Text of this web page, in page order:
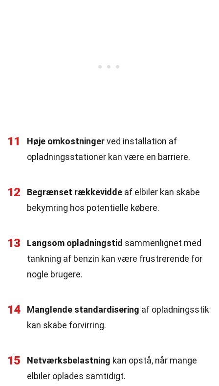
11 Høje omkostningerved installation af
opladningsstationer kan være en barriere.
12 Begrænset rækkevidde af elbiler kan skabe
bekymring hos potentielle købere.
13 Langsom opladningstid sammenlignet med
tankning af benzin kan være frustrerende for
nogle brugere.
14 Manglende standardisering af opladningsstik
kan skabe forvirring.
15 Netværksbelastning kan opstå, når mange
elbiler oplades samtidigt.